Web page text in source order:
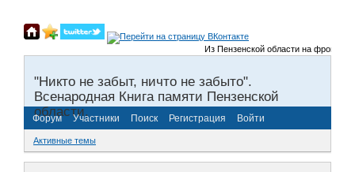
Из Пензенской области на фронты
"Никто не забыт, ничто не забыто".
Всенародная Книга памяти Пензенской
области.
Форум Участники Поиск Регистрация Войти
Активные темы